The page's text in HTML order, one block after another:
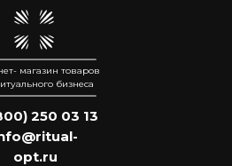
магазин товаров
бизнеса
250 03 13
opt.ru